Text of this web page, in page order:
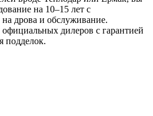
на 10–15 лет с
дрова и обслуживание.
официальных дилеров с гарантией
подделок.